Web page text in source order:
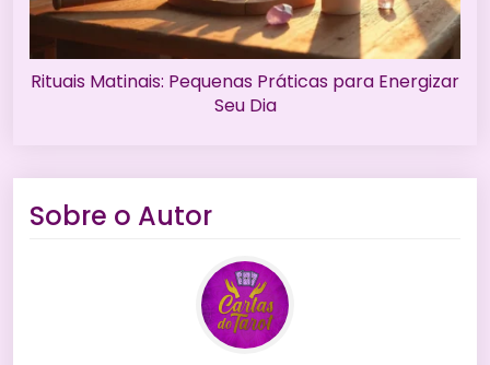
Rituais Matinais: Pequenas Práticas para Energizar
Seu Dia
Sobre o Autor